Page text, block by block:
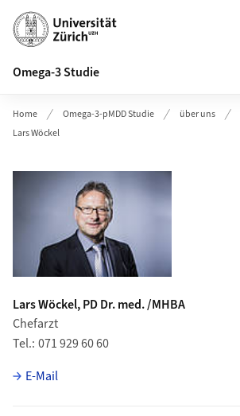
Header
Omega-3 Studie
Home Omega-3-pMDD Studie über uns
Lars Wöckel
Lars Wöckel, PD Dr. med. /MHBA
Chefarzt
Tel. 071 929 60 60
E-Mail